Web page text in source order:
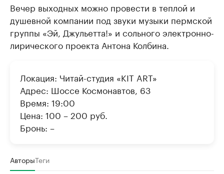
Вечер выходных можно провести в теплой и
душевной компании под звуки музыки пермской
группы «Эй, Джульетта!» и сольного электронно-
лирического проекта Антона Колбина.
Локация: Читай-студия «KIT ART»
Адрес: Шоссе Космонавтов, 63
Время: 19:00
Цена: 100 – 200 руб.
Бронь: –
АвторыТеги